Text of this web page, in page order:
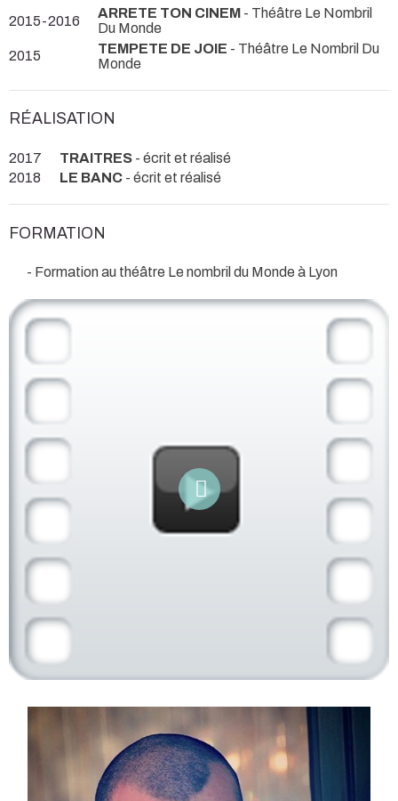
2015-2016 ARRETE TON CINEM - Théâtre Le Nombril
Du Monde
2015
TEMPETE DE JOIE - Théâtre Le Nombril Du
Monde
RÉALISATION
2017 TRAITRES - écrit et réalisé
2018
LE BANC - écrit et réalisé
FORMATION
- Formation au théâtre Le nombril du Monde à Lyon